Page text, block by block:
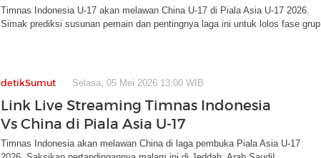
Timnas Indonesia U-17 akan melawan China U-17 di Piala Asia U-17 2026.
Simak prediksi susunan pemain dan pentingnya laga ini untuk lolos fase grup.
detikSumut Selasa, 05 Mei 2026 13:00 WIB
Link Live Streaming Timnas Indonesia
Vs China di Piala Asia U-17
Timnas Indonesia akan melawan China di laga pembuka Piala Asia U-17